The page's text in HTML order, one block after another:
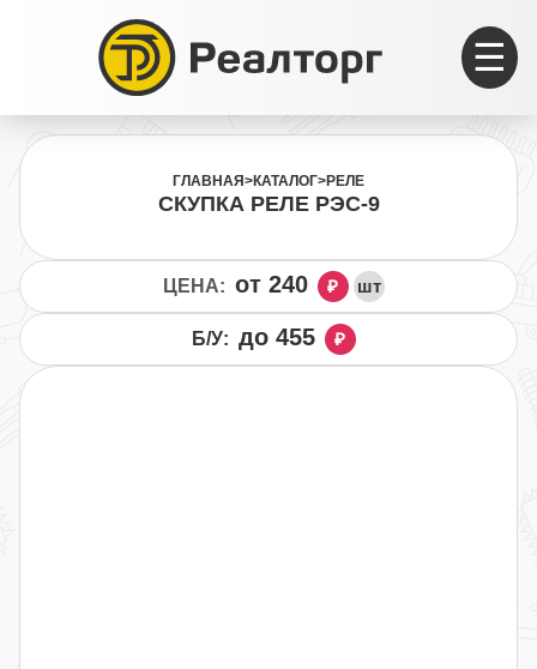
ГЛАВНАЯ >КАТАЛОГ>РЕЛЕ
СКУПКА РЕЛЕ РЭС-9
ЦЕНА: от 240 ₽ шт
Б/У: до 455 ₽
☰